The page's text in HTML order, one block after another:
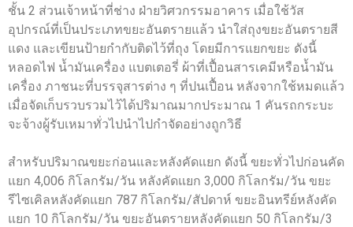
ชั้น 2 ส่วนเจ้าหน้าที่ช่าง ฝ่ายวิศวกรรมอาคาร เมื่อใช้วัส
อุปกรณ์ที่เป็นประเภทขยะอันตรายแล้ว นำใส่ถุงขยะอันตรายสี
แดง และเขียนป้ายกำกับติดไว้ที่ถุง โดยมีการแยกขยะ ดังนี้
หลอดไฟ น้ำมันเครื่อง แบตเตอรี่ ผ้าที่เปื้อนสารเคมีหรือน้ำมัน
เครื่อง ภาชนะที่บรรจุสารต่าง ๆ ที่ปนเปื้อน หลังจากใช้หมดแล้ว
เมื่อจัดเก็บรวบรวมไว้ได้ปริมาณมากประมาณ 1 คันรถกระบะ
จะจ้างผู้รับเหมาทั่วไปนำไปกำจัดอย่างถูกวิธี
สำหรับปริมาณขยะก่อนและหลังคัดแยก ดังนี้ ขยะทั่วไปก่อนคัด
แยก 4,006 กิโลกรัม/วัน หลังคัดแยก 3,000 กิโลกรัม/วัน ขยะ
รีไซเคิลหลังคัดแยก 787 กิโลกรัม/สัปดาห์ ขยะอินทรีย์หลังคัด
แยก 10 กิโลกรัม/วัน ขยะอันตรายหลังคัดแยก 50 กิโลกรัม/3